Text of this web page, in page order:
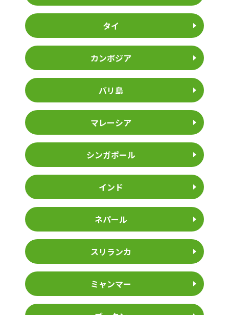
タイ
カンボジア
バリ島
マレーシア
シンガポール
インド
ネパール
スリランカ
ミャンマー